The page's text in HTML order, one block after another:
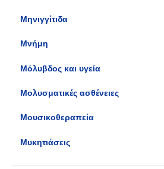
Μηνιγγίτιδα
Μνήμη
Μόλυβδος και υγεία
Μολυσματικές ασθένειες
Μουσικοθεραπεία
Μυκητιάσεις